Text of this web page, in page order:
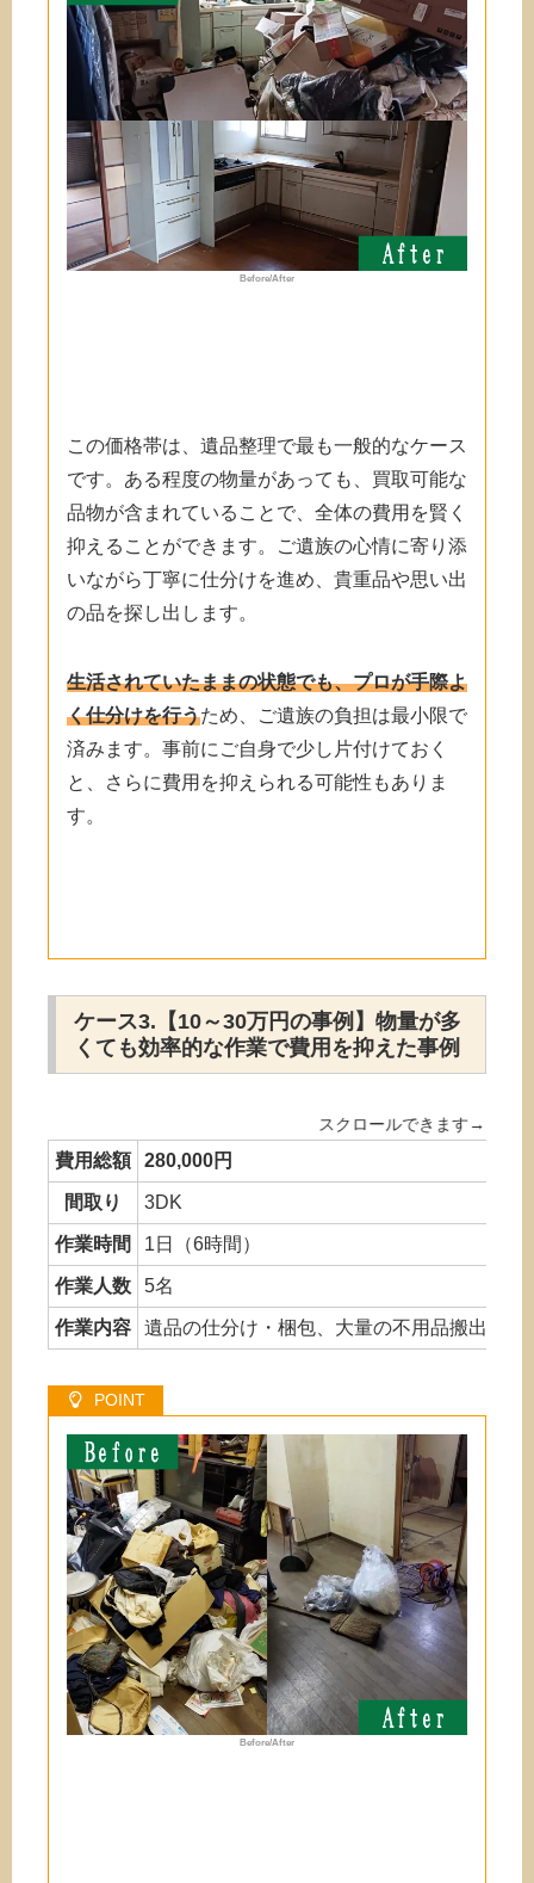
Before/After
この価格帯は、遺品整理で最も一般的なケース
です。ある程度の物量があっても、買取可能な
品物が含まれていることで、全体の費用を賢く
抑えることができます。ご遺族の心情に寄り添
いながら丁寧に仕分けを進め、貴重品や思い出
の品を探し出します。
生活されていたままの状態でも、プロが手際よ
く仕分けを行うため、ご遺族の負担は最小限で
済みます。事前にご自身で少し片付けておく
と、さらに費用を抑えられる可能性もありま
す。
ケース3.【10～30万円の事例】物量が多
くても効率的な作業で費用を抑えた事例
費用総額 280,000円
間取り 3DK
作業時間 1日（6時間）
作業人数 5名
作業内容 遺品の仕分け・梱包、大量の不用品搬出（2t
Before/After